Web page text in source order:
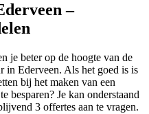
–
je beter op de hoogte van de
in Ederveen. Als het goed is is
bij het maken van een
besparen? Je kan onderstaand
3 offertes aan te vragen.